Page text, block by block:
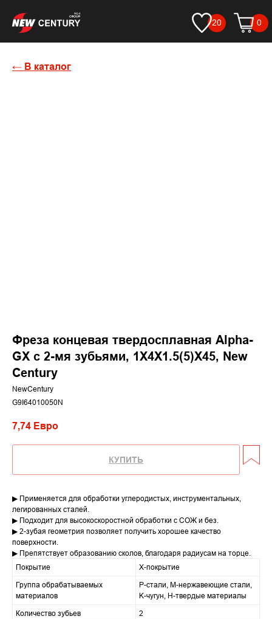
0
20
← В каталог
Фреза концевая твердосплавная Alpha-
GX c 2-мя зубьями, 1X4X1.5(5)X45, New
Century
NewCentury
G9I64010050N
7,74 Евро
КУПИТЬ
▶ Применяется для обработки углеродистых, инструментальных,
легированных сталей.
▶ Подходит для высокоскоростной обработки с СОЖ и без.
▶ 2-зубая геометрия позволяет получить хорошее качество
поверхности.
▶ Препятствует образованию сколов, благодаря радиусам на торце.
Покрытие
X-покрытие
Группа обрабатываемых
материалов
P-стали, M-нержавеющие стали,
K-чугун, H-твердые материалы
Количество зубьев
2